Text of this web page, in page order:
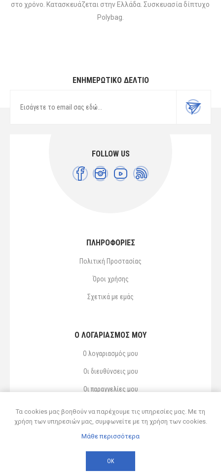
στο χρόνο. Κατασκευάζεται στην Ελλάδα. Συσκευασία δίπτυχο
Polybag.
ΕΝΗΜΕΡΩΤΙΚΌ ΔΕΛΤΊΟ
FOLLOW US
ΠΛΗΡΟΦΟΡΙΕΣ
Πολιτική Προστασίας
Όροι χρήσης
Σχετικά με εμάς
Ο ΛΟΓΑΡΙΑΣΜΌΣ ΜΟΥ
Ο λογαριασμός μου
Οι διευθύνσεις μου
Οι παραγγελίες μου
© 2026 Δ ΚΥΡΣΑΝΙΔΗΣ ΚΑΙ ΥΙΟΣ ΟΕ
Τα cookies μας βοηθούν να παρέχουμε τις υπηρεσίες μας. Με τη
χρήση των υπηρεσιών μας, συμφωνείτε με τη χρήση των cookies.
Μάθε περισσότερα
ΟΚ